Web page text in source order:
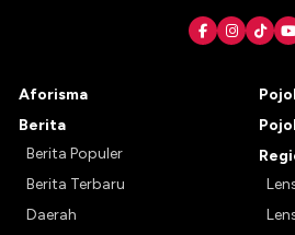
Aforisma
Berita
Berita Populer
Berita Terbaru
Daerah